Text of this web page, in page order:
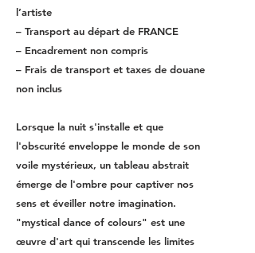
l’artiste
– Transport au départ de FRANCE
– Encadrement non compris
– Frais de transport et taxes de douane
non inclus
Lorsque la nuit s'installe et que
l'obscurité enveloppe le monde de son
voile mystérieux, un tableau abstrait
émerge de l'ombre pour captiver nos
sens et éveiller notre imagination.
"mystical dance of colours" est une
œuvre d'art qui transcende les limites